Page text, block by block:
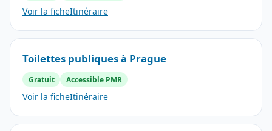
Voir la ficheItinéraire
Toilettes publiques à Prague
Gratuit Accessible PMR
Voir la ficheItinéraire